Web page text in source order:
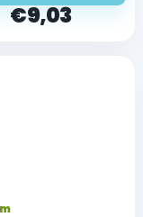
€9,03